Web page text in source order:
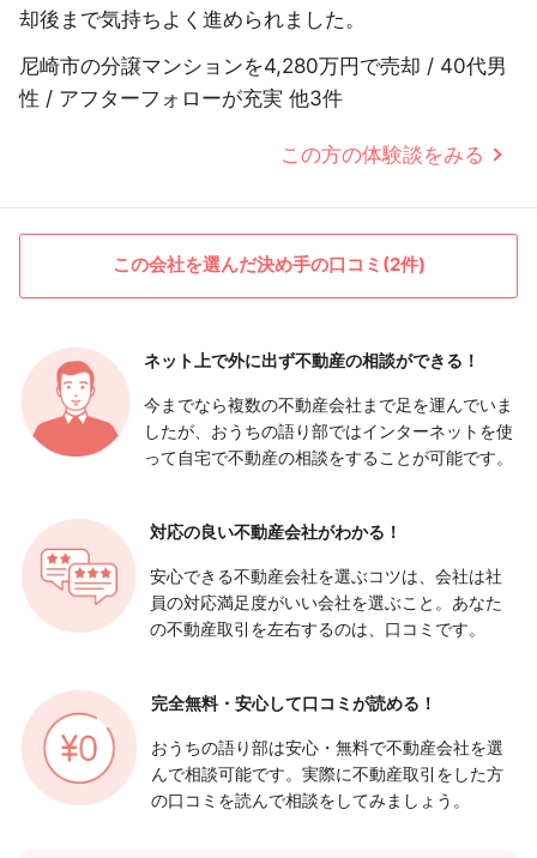
却後まで気持ちよく進められました。
尼崎市の分譲マンションを4,280万円で売却 / 40代男
性 / アフターフォローが充実 他3件
この方の体験談をみる
この会社を選んだ決め手の口コミ(2件)
ネット上で外に出ず不動産の相談ができる！
今までなら複数の不動産会社まで足を運んでいま
したが、おうちの語り部ではインターネットを使
って自宅で不動産の相談をすることが可能です。
対応の良い不動産会社がわかる！
安心できる不動産会社を選ぶコツは、会社は社
員の対応満足度がいい会社を選ぶこと。あなた
の不動産取引を左右するのは、口コミです。
完全無料・安心して口コミが読める！
おうちの語り部は安心・無料で不動産会社を選
んで相談可能です。実際に不動産取引をした方
の口コミを読んで相談をしてみましょう。